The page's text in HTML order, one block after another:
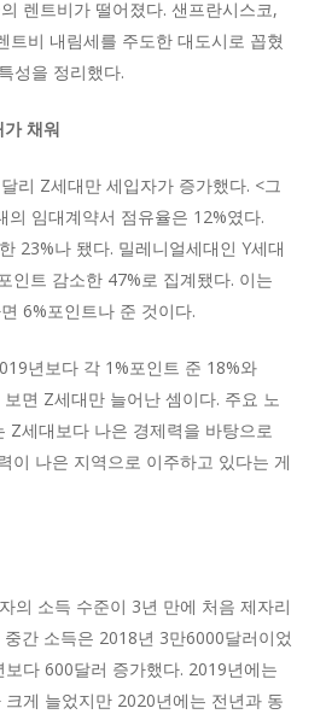
렌트비가 떨어졌다. 샌프란시스코,
트비 내림세를 주도한 대도시로 꼽혔
성을 정리했다.
채워
리 Z세대만 세입자가 증가했다. <그
임대계약서 점유율은 12%였다.
23%나 됐다. 밀레니얼세대인 Y세대
인트 감소한 47%로 집계됐다. 이는
6%포인트나 준 것이다.
년보다 각 1%포인트 준 18%와
면 Z세대만 늘어난 셈이다. 주요 노
Z세대보다 나은 경제력을 바탕으로
이 나은 지역으로 이주하고 있다는 게
의 소득 수준이 3년 만에 처음 제자리
간 소득은 2018년 3만6000달러이었
다 600달러 증가했다. 2019년에는
게 늘었지만 2020년에는 전년과 동